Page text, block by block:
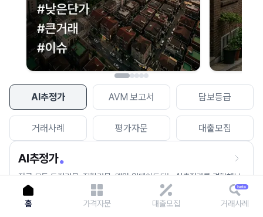
AI추정가 AVM 보고서 담보등급
거래사례 평가자문 대출모집
AI추정가
전국 모든 토지건물, 집합건물, 매월 업데이트되는 AI추정가를 경험해보
세요.
홈 가격자문 대출모집 거래사례